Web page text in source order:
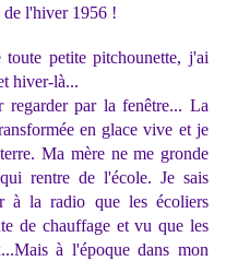
de l'hiver 1956 !
petite pitchounette, j'ai
hiver-là...
regarder par la fenêtre... La
en glace vive et je
Ma mère ne me gronde
rentre de l'école. Je sais
à la radio que les écoliers
de chauffage et vu que les
à l'époque dans mon